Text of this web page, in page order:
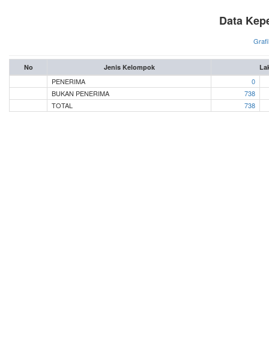
Data
No Jenis Kelompok
PENERIMA
0
BUKAN PENERIMA
738
TOTAL
738